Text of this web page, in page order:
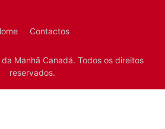
Contactos
Manhã Canadá. Todos os direitos
reservados.